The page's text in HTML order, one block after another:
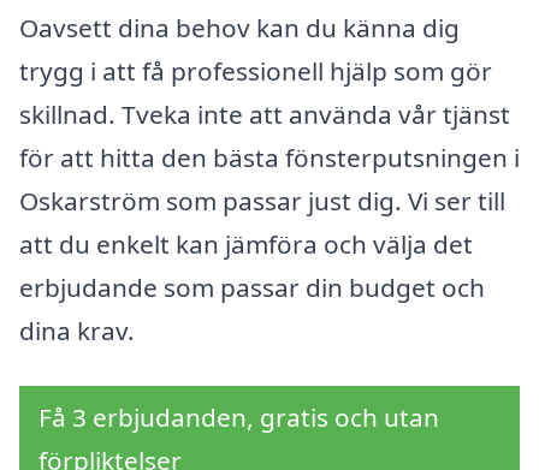
Oavsett dina behov kan du känna dig
trygg i att få professionell hjälp som gör
skillnad. Tveka inte att använda vår tjänst
för att hitta den bästa fönsterputsningen i
Oskarström som passar just dig. Vi ser till
att du enkelt kan jämföra och välja det
erbjudande som passar din budget och
dina krav.
Få 3 erbjudanden, gratis och utan
förpliktelser